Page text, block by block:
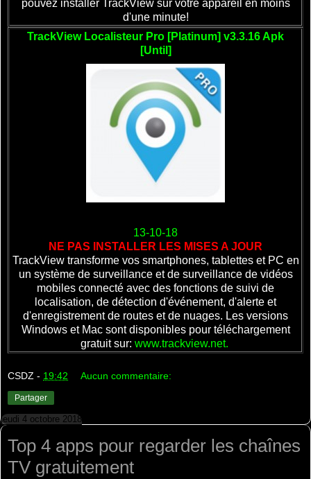
pouvez installer TrackView sur votre appareil en moins
d'une minute!
TrackView Localisteur Pro [Platinum] v3.3.16 Apk
[Until]
13-10-18
NE PAS INSTALLER LES MISES A JOUR
TrackView transforme vos smartphones, tablettes et PC en
un système de surveillance et de surveillance de vidéos
mobiles connecté avec des fonctions de suivi de
localisation, de détection d'événement, d'alerte et
d'enregistrement de routes et de nuages. Les versions
Windows et Mac sont disponibles pour téléchargement
gratuit sur: www.trackview.net.
CSDZ - 19:42 Aucun commentaire:
Partager
jeudi 4 octobre 2018
Top 4 apps pour regarder les chaînes
TV gratuitement